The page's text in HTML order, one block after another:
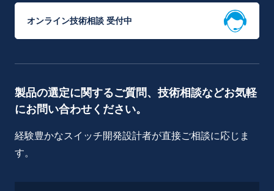
オンライン技術相談 受付中
製品の選定に関するご質問、技術相談などお気軽
にお問い合わせください。
経験豊かなスイッチ開発設計者が直接ご相談に応じま
す。